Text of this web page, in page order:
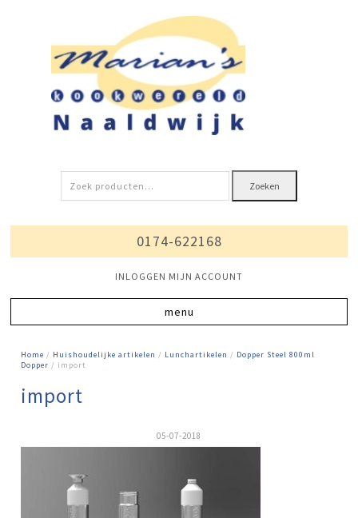
Zoeken
naar:
Zoeken
0174-622168
INLOGGEN MIJN ACCOUNT
Home / Huishoudelijke artikelen / Lunchartikelen / Dopper Steel 800ml
Dopper / import
import
05-07-2018